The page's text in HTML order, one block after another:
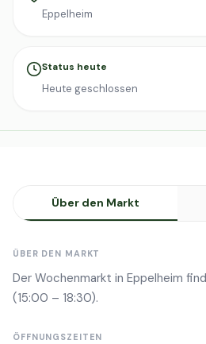
Eppelheim
Status heute
Heute geschlossen
Über den Markt
ÜBER DEN MARKT
Der Wochenmarkt in Eppelheim
(15:00 – 18:30).
ÖFFNUNGSZEITEN